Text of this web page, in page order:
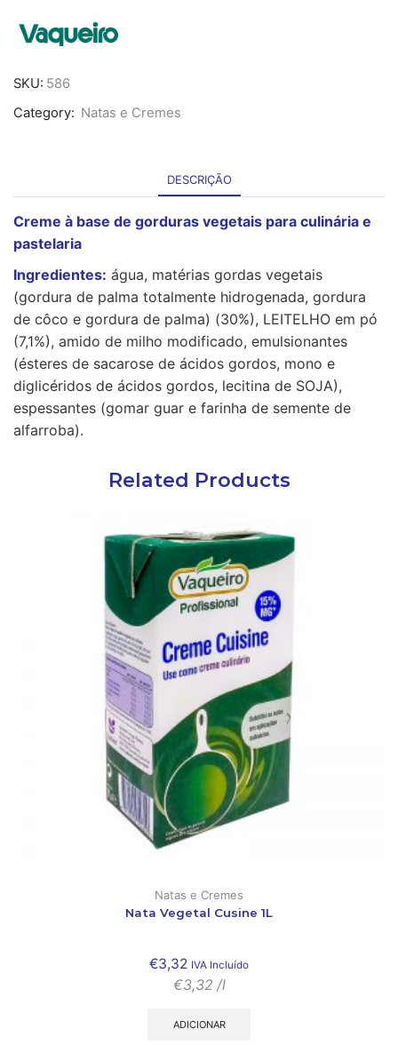
Vegetal
Creme
Creme
SKU: 586
Category: Natas e Cremes
DESCRIÇÃO
Creme à base de gorduras vegetais para culinária e
pastelaria
Ingredientes: água, matérias gordas vegetais
(gordura de palma totalmente hidrogenada, gordura
de côco e gordura de palma) (30%), LEITELHO em pó
(7,1%), amido de milho modificado, emulsionantes
(ésteres de sacarose de ácidos gordos, mono e
diglicéridos de ácidos gordos, lecitina de SOJA),
espessantes (gomar guar e farinha de semente de
alfarroba).
Related Products
Natas e Cremes
Nata Vegetal Cusine 1L
€3,32 IVA Incluído
€3,32 /l
ADICIONAR